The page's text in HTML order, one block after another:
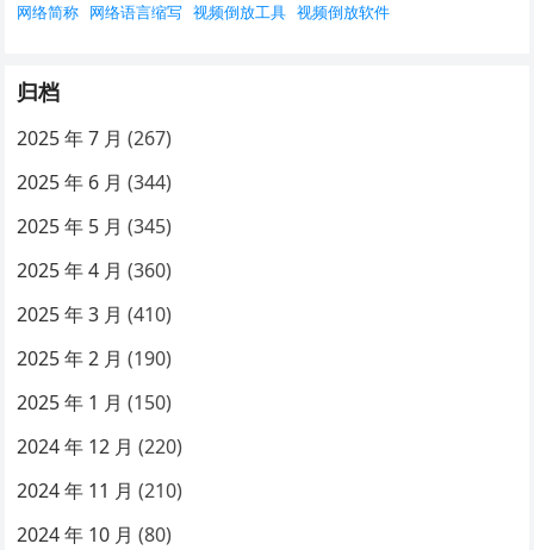
网络简称 网络语言缩写 视频倒放工具 视频倒放软件
归档
2025 年 7 月 (267)
2025 年 6 月 (344)
2025 年 5 月 (345)
2025 年 4 月 (360)
2025 年 3 月 (410)
2025 年 2 月 (190)
2025 年 1 月 (150)
2024 年 12 月 (220)
2024 年 11 月 (210)
2024 年 10 月 (80)